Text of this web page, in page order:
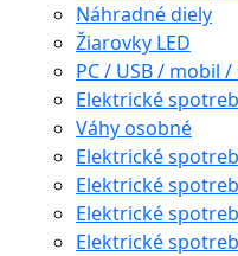
Náhradné diely
Žiarovky LED
PC / USB / mobil
Elektrické
Váhy osobné
Elektrické
Elektrické
Elektrické
Elektrické